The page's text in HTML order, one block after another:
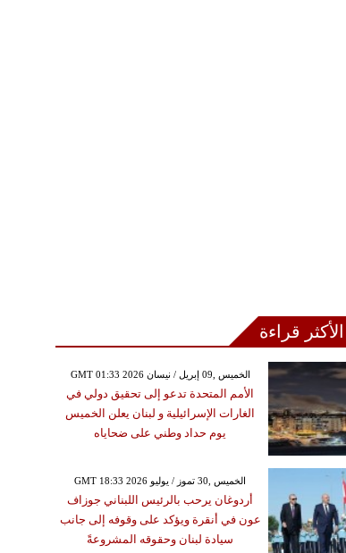
الأكثر قراءة
GMT 01:33 2026 الخميس ,09 إبريل / نيسان
الأمم المتحدة تدعو إلى تحقيق دولي في
الغارات الإسرائيلية و لبنان يعلن الخميس
يوم حداد وطني على ضحاياه
GMT 18:33 2026 الخميس ,30 تموز / يوليو
أردوغان يرحب بالرئيس اللبناني جوزاف
عون في أنقرة ويؤكد على وقوفه إلى جانب
سيادة لبنان وحقوقه المشروعةً